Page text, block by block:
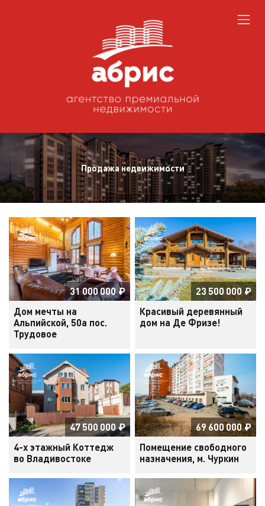
Продажа недвижимости
31 000 000₽
Дом мечты на
Альпийской, 50а пос.
Трудовое
23 500 000₽
Красивый деревянный
дом на Де Фризе!
47 500 000₽
4-х этажный Коттедж
во Владивостоке
69 600 000₽
Помещение свободного
назначения, м. Чуркин